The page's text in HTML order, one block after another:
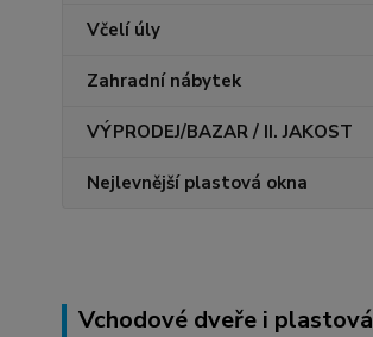
Včelí úly
Zahradní nábytek
VÝPRODEJ/BAZAR / II. JAKOST
Nejlevnější plastová okna
Vchodové dveře i plastová